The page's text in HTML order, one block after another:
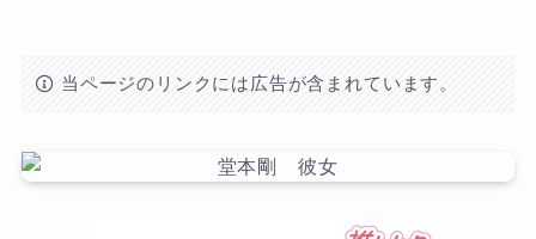
当ページのリンクには広告が含まれています。